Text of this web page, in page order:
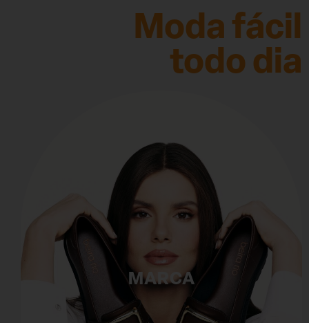
Moda fácil
todo dia
MARCA